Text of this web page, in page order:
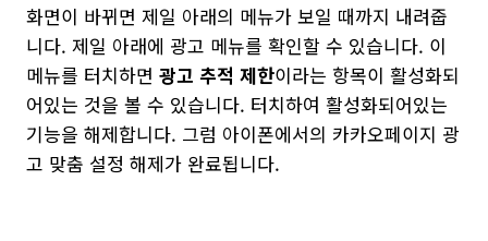
화면이 바뀌면 제일 아래의 메뉴가 보일 때까지 내려줍
니다. 제일 아래에 광고 메뉴를 확인할 수 있습니다. 이
메뉴를 터치하면 광고 추적 제한이라는 항목이 활성화되
어있는 것을 볼 수 있습니다. 터치하여 활성화되어있는
기능을 해제합니다. 그럼 아이폰에서의 카카오페이지 광
고 맞춤 설정 해제가 완료됩니다.